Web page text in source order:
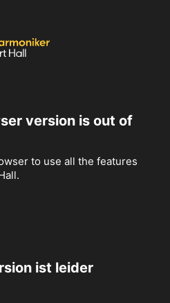
version is out of
to use all the features
ist leider